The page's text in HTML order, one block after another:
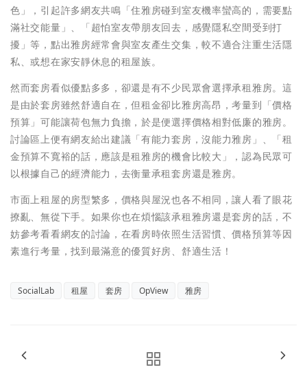
色」，引起許多網友共鳴「住雅房碰到室友機率蠻高的，需要點
滿社交能量」、「超怕室友帶朋友回去，感覺隱私空間受到打
擾」等，點出雅房經常會與室友產生交集，較不適合注重生活隱
私、或想在家安靜休息的租屋族。
然而套房看似優點多多，卻還是有不少民眾會選擇承租雅房。這
是由於套房雖然舒適自在，但租金卻比雅房高昂，考量到「價格
預算」可能讓荷包無力負擔，於是便選擇價格相對低廉的雅房。
討論區上便有網友給出建議「有能力套房，沒能力雅房」、「租
金預算不寬裕的話，應該是租雅房的機會比較大」，認為民眾可
以根據自己的經濟能力，去衡量承租套房還是雅房。
市面上租屋的房型繁多，價格與屋況也各不相同，讓人看了眼花
撩亂、無從下手。如果你也在煩惱該承租雅房還是套房的話，不
妨參考看看網友的討論，在看房時依照生活習慣、價格預算等因
素進行考量，找到最滿意的優質好房、舒適生活！
SocialLab 租屋 套房 OpView 雅房